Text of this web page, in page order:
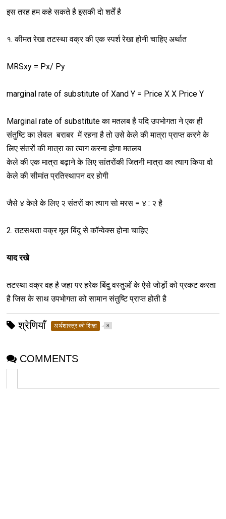
इस तरह हम कहे सकते है इसकी दो शर्तें है
१. कीमत रेखा तटस्था वक्र की एक स्पर्श रेखा होनी चाहिए अर्थात
MRSxy = Px/ Py
marginal rate of substitute of Xand Y = Price X X Price Y
Marginal rate of substitute का मतलब है यदि उपभोगता ने एक ही
संतुष्टि का लेवल बराबर में रहना है तो उसे केले की मात्रा प्राप्त करने के
लिए संतरों की मात्रा का त्याग करना होगा मतलब
केले की एक मात्रा बढ़ाने के लिए सांतरोंकी जितनी मात्रा का त्याग किया वो
केले की सीमांत प्रतिस्थापन दर होगी
जैसे ४ केले के लिए २ संतरों का त्याग सो मरस = ४ : २ है
2. तटसथता वक्र मूल बिंदु से कॉन्वेक्स होना चाहिए
याद रखे
तटस्था वक्र वह है जहा पर हरेक बिंदु वस्तुओं के ऐसे जोड़ों को प्रकट करता
है जिस के साथ उपभोगता को सामान संतुष्टि प्राप्त होती है
श्रेणियाँ अर्थशास्त्र की शिक्षा 8
COMMENTS